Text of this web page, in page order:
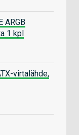
ARGB
1 kpl
virtalähde,